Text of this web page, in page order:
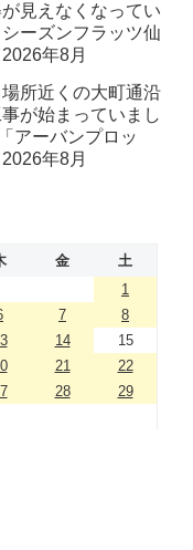
見えなくなってい
ーズンフラッツ仙
年8月
所近くの大町通沿
が始まっていまし
アーバンプロッ
年8月
金
土
1
7
8
14
15
21
22
28
29